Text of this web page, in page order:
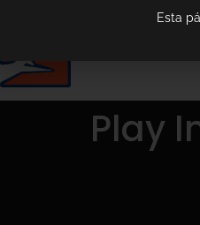
Play
Esta